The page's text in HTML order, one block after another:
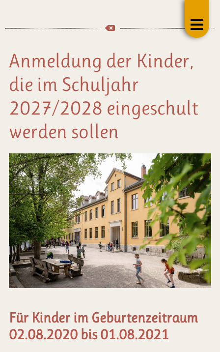
Anmeldung der Kinder,
die im Schuljahr
2027/2028 eingeschult
werden sollen
Für Kinder im Geburtenzeitraum
02.08.2020 bis 01.08.2021